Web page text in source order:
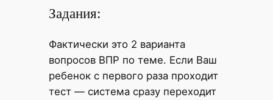
Задания:
Фактически это 2 варианта
вопросов ВПР по теме. Если Ваш
ребенок с первого раза проходит
тест — система сразу переходит